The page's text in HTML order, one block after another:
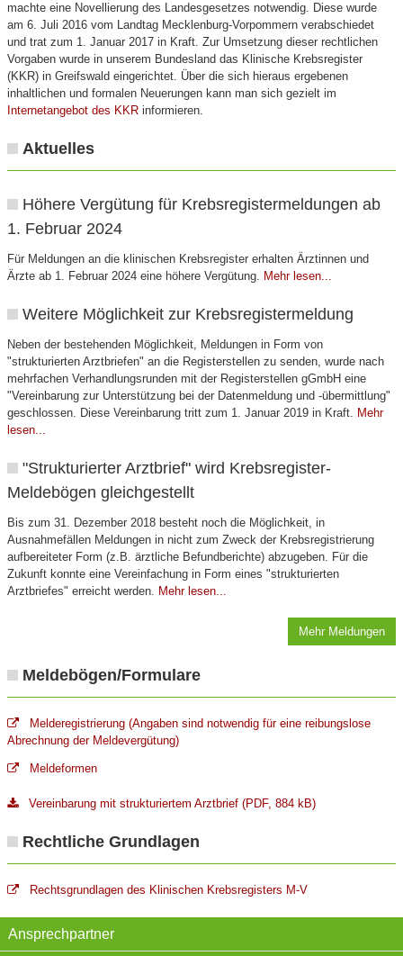
machte eine Novellierung des Landesgesetzes notwendig. Diese wurde
am 6. Juli 2016 vom Landtag Mecklenburg-Vorpommern verabschiedet
und trat zum 1. Januar 2017 in Kraft. Zur Umsetzung dieser rechtlichen
Vorgaben wurde in unserem Bundesland das Klinische Krebsregister
(KKR) in Greifswald eingerichtet. Über die sich hieraus ergebenen
inhaltlichen und formalen Neuerungen kann man sich gezielt im
Internetangebot des KKR informieren.
Aktuelles
Höhere Vergütung für Krebsregistermeldungen ab
1. Februar 2024
Für Meldungen an die klinischen Krebsregister erhalten Ärztinnen und
Ärzte ab 1. Februar 2024 eine höhere Vergütung. Mehr lesen...
Weitere Möglichkeit zur Krebsregistermeldung
Neben der bestehenden Möglichkeit, Meldungen in Form von
"strukturierten Arztbriefen" an die Registerstellen zu senden, wurde nach
mehrfachen Verhandlungsrunden mit der Registerstellen gGmbH eine
"Vereinbarung zur Unterstützung bei der Datenmeldung und -übermittlung"
geschlossen. Diese Vereinbarung tritt zum 1. Januar 2019 in Kraft. Mehr
lesen...
"Strukturierter Arztbrief" wird Krebsregister-
Meldebögen gleichgestellt
Bis zum 31. Dezember 2018 besteht noch die Möglichkeit, in
Ausnahmefällen Meldungen in nicht zum Zweck der Krebsregistrierung
aufbereiteter Form (z.B. ärztliche Befundberichte) abzugeben. Für die
Zukunft konnte eine Vereinfachung in Form eines "strukturierten
Arztbriefes" erreicht werden. Mehr lesen...
Mehr Meldungen
Meldebögen/Formulare
Melderegistrierung (Angaben sind notwendig für eine reibungslose
Abrechnung der Meldevergütung)
Meldeformen
Vereinbarung mit strukturiertem Arztbrief (PDF, 884 kB)
Rechtliche Grundlagen
Rechtsgrundlagen des Klinischen Krebsregisters M-V
Ansprechpartner